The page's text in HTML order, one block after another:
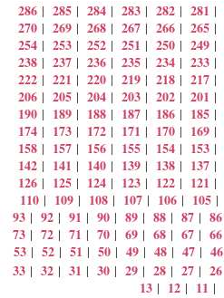
286 | 285 | 284 | 283 | 282 | 281 |
270 | 269 | 268 | 267 | 266 | 265 |
254 | 253 | 252 | 251 | 250 | 249 |
238 | 237 | 236 | 235 | 234 | 233 |
222 | 221 | 220 | 219 | 218 | 217 |
206 | 205 | 204 | 203 | 202 | 201 |
190 | 189 | 188 | 187 | 186 | 185 |
174 | 173 | 172 | 171 | 170 | 169 |
158 | 157 | 156 | 155 | 154 | 153 |
142 | 141 | 140 | 139 | 138 | 137 |
126 | 125 | 124 | 123 | 122 | 121 |
110 | 109 | 108 | 107 | 106 | 105 |
93 | 92 | 91 | 90 | 89 | 88 | 87 | 86
73 | 72 | 71 | 70 | 69 | 68 | 67 | 66
53 | 52 | 51 | 50 | 49 | 48 | 47 | 46
33 | 32 | 31 | 30 | 29 | 28 | 27 | 26
13 | 12 | 11 |